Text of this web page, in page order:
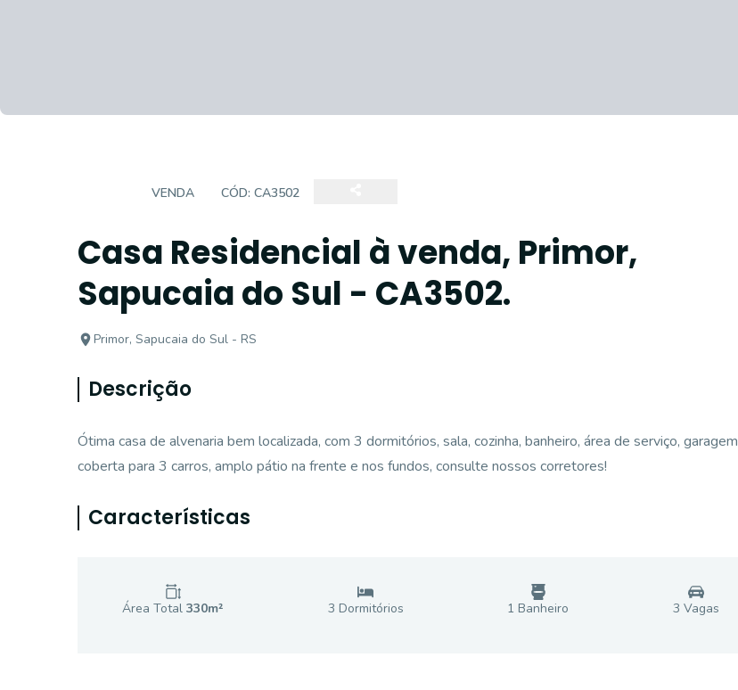
VENDA CÓD: CA3502
Casa Residencial à venda, Primor,
Sapucaia do Sul - CA3502.
Primor, Sapucaia do Sul - RS
Descrição
Ótima casa de alvenaria bem localizada, com 3 dormitórios, sala, cozinha, banheiro, área de serviço, garagem
coberta para 3 carros, amplo pátio na frente e nos fundos, consulte nossos corretores!
Características
Área Total 330m² 3 Dormitórios 1 Banheiro 3 Vagas